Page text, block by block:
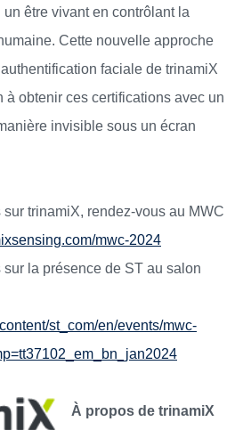
un être vivant en contrôlant la
Cette nouvelle approche
faciale de trinamiX
à obtenir ces certifications avec un
invisible sous un écran
trinamiX, rendez-vous au MWC
mwc-2024
sur la présence de ST au salon
st_com/en/events/mwc-
À propos de trinamiX